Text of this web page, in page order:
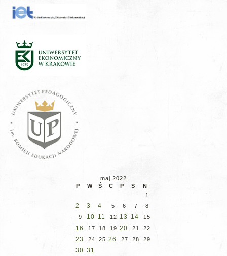
maj 2022
P
W Ś C P S
N
1
2 3 4 5 6 7
8
9
10 11 12 13 14 15
16 17 18 19 20 21 22
23 24 25 26 27 28 29
30 31